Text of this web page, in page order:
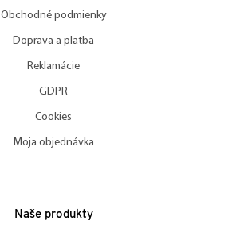
Obchodné podmienky
Doprava a platba
Reklamácie
GDPR
Cookies
Moja objednávka
Naše produkty